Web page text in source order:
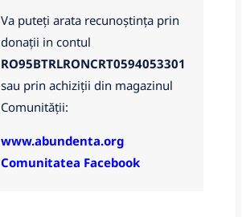
Va puteți arata recunoștința prin
donații in contul
RO95BTRLRONCRT0594053301
sau prin achiziții din magazinul
Comunității:
www.abundenta.org
Comunitatea Facebook